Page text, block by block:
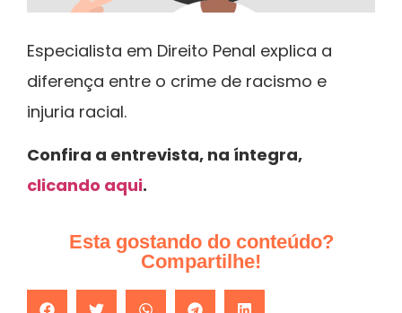
Especialista em Direito Penal explica a
diferença entre o crime de racismo e
injuria racial.
Confira a entrevista, na íntegra,
clicando aqui.
Esta gostando do conteúdo?
Compartilhe!